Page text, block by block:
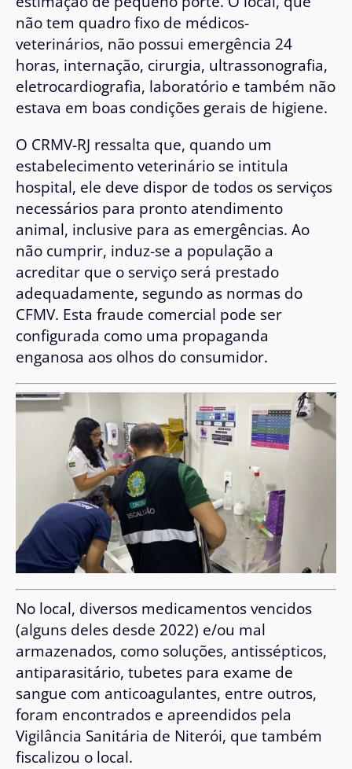
não tem quadro fixo de médicos-
veterinários, não possui emergência 24
horas, internação, cirurgia, ultrassonografia,
eletrocardiografia, laboratório e também não
estava em boas condições gerais de higiene.
O CRMV-RJ ressalta que, quando um
estabelecimento veterinário se intitula
hospital, ele deve dispor de todos os serviços
necessários para pronto atendimento
animal, inclusive para as emergências. Ao
não cumprir, induz-se a população a
acreditar que o serviço será prestado
adequadamente, segundo as normas do
CFMV. Esta fraude comercial pode ser
configurada como uma propaganda
enganosa aos olhos do consumidor.
No local, diversos medicamentos vencidos
(alguns deles desde 2022) e/ou mal
armazenados, como soluções, antissépticos,
antiparasitário, tubetes para exame de
sangue com anticoagulantes, entre outros,
foram encontrados e apreendidos pela
Vigilância Sanitária de Niterói, que também
fiscalizou o local.